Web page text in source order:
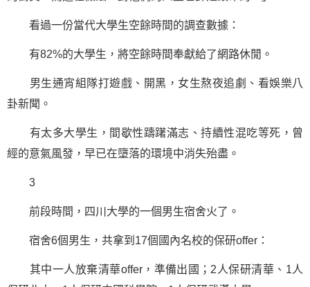
看過一份當代大學生空餘時間的調查數據：
有82%的大學生，將空餘時間奉獻給了網路休閒。
男生通宵組隊打遊戲、開黑，女生熬夜追劇、看娛樂八
卦新聞。
有太多大學生，間歇性躊躇滿志、持續性混吃等死，曾
經的意氣風發，早已在墮落的環境中消失殆盡。
3
前段時間，四川大學的一個男生宿舍火了。
宿舍6個男生，共拿到17個國內名校的保研offer：
其中一人放棄清華offer，準備出國；2人保研清華、1人